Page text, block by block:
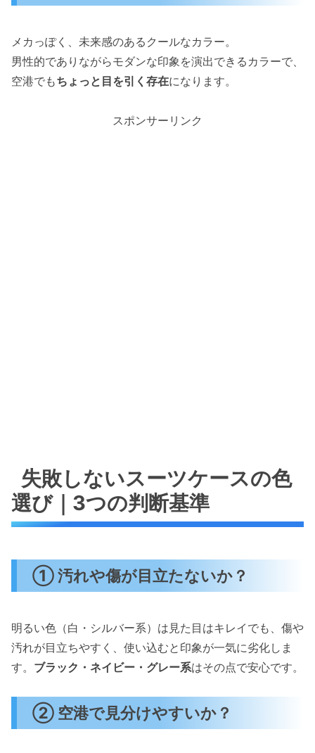
メカっぽく、未来感のあるクールなカラー。
男性的でありながらモダンな印象を演出できるカラーで、
空港でもちょっと目を引く存在になります。
スポンサーリンク
失敗しないスーツケースの色
選び｜3つの判断基準
① 汚れや傷が目立たないか？
明るい色（白・シルバー系）は見た目はキレイでも、傷や
汚れが目立ちやすく、使い込むと印象が一気に劣化しま
す。 ブラック・ネイビー・グレー系はその点で安心です。
② 空港で見分けやすいか？